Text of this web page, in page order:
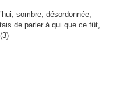
sombre, désordonnée,
de parler à qui que ce fût,